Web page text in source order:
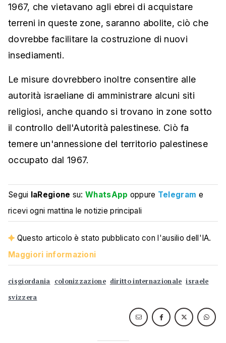
1967, che vietavano agli ebrei di acquistare
terreni in queste zone, saranno abolite, ciò che
dovrebbe facilitare la costruzione di nuovi
insediamenti.
Le misure dovrebbero inoltre consentire alle
autorità israeliane di amministrare alcuni siti
religiosi, anche quando si trovano in zone sotto
il controllo dell'Autorità palestinese. Ciò fa
temere un'annessione del territorio palestinese
occupato dal 1967.
Segui laRegione su:WhatsApp oppure Telegram e
ricevi ogni mattina le notizie principali
Questo articolo è stato pubblicato con l'ausilio dell'IA.
Maggiori informazioni
cisgiordania colonizzazione diritto internazionale israele
svizzera